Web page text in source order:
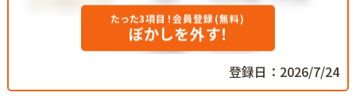
たった3項目！会員登録(無料)
ぼかしを外す！
登録日：2026/7/24